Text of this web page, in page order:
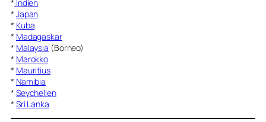
* Indien
* Japan
* Kuba
* Madagaskar
* Malaysia (Borneo)
* Marokko
* Mauritius
* Namibia
* Seychellen
* Sri Lanka